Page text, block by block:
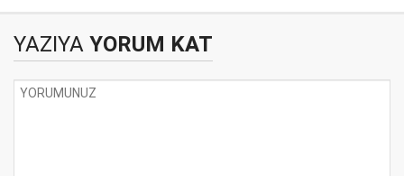
Oyunu - Gaziantep
Formülü
YAZIYA YORUM KAT